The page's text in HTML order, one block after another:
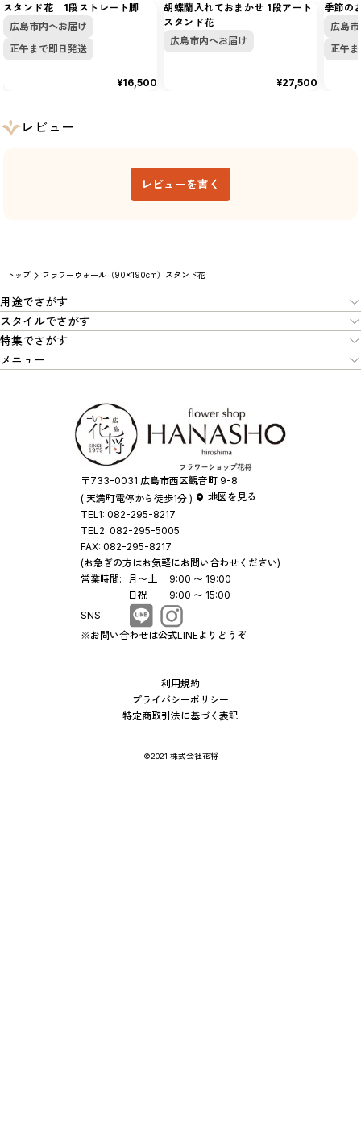
トップ フラワーウォール（90×190cm）スタンド花
スタンド花 1段ストレート脚
広島市内へお届け
正午まで即日発送
¥16,500
胡蝶蘭入れておまかせ 1段アート
スタンド花
広島市内へお届け
¥27,500
季節の
広島
正午
レビュー
レビューを書く
用途でさがす
スタイルでさがす
特集でさがす
メニュー
〒733-0031 広島市西区観音町 9-8
( 天満町電停から徒歩1分 )
地図を見る
TEL1: 082-295-8217
TEL2: 082-295-5005
FAX: 082-295-8217
(お急ぎの方はお気軽にお問い合わせください)
営業時間:
月〜土
9:00 〜 19:00
日祝
9:00 〜 15:00
SNS:
※お問い合わせは公式LINEよりどうぞ
利用規約
プライバシーポリシー
特定商取引法に基づく表記
©2021 株式会社花将